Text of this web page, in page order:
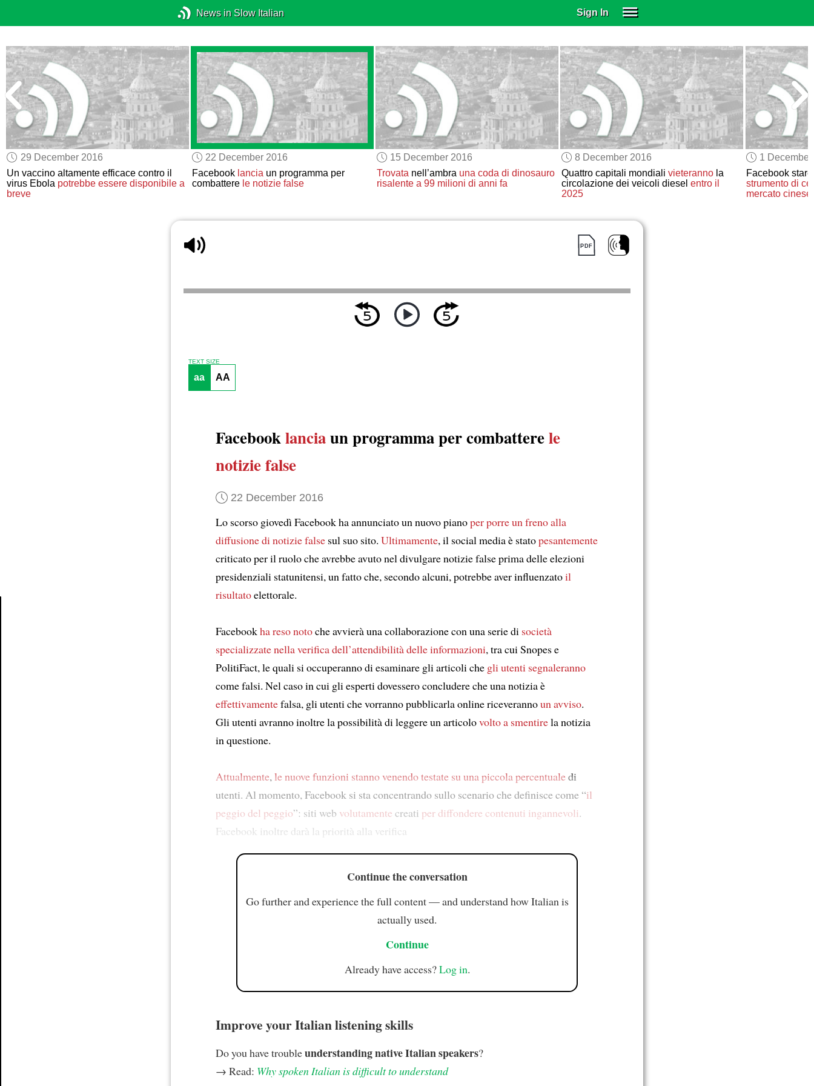
News in Slow Italian Sign In
SUBSCRIBE
EDUCATIONAL LICENSES
GIFT CARDS
OTHER LANGUAGES
ABOUT US
ALEXA
ADJUST COLORS
29 December 2016
Un vaccino altamente efficace contro il
virus Ebola potrebbe essere disponibile a
breve
22 December 2016
Facebook lanciaun programma per
combattere le notizie false
15 December 2016
Trovatanell’ambra una coda di dinosauro
risalente a 99 milioni di anni fa
8 December 2016
Quattro capitali mondiali vieterannola
circolazione dei veicoli diesel entro il
2025
1
Facebook
strumento di
mercato cinese
TEXT SIZE
aa AA
Facebooklanciaun programma per combatterele
notizie false
22 December 2016
Lo scorso giovedì Facebook ha annunciato un nuovo pianoper porre un freno alla
diffusione di notizie false sul suo sito. Ultimamente, il social media è statopesantemente
criticato per il ruolo che avrebbe avuto nel divulgare notizie false prima delle elezioni
presidenziali statunitensi, un fatto che, secondo alcuni, potrebbe aver influenzatoil
risultatoelettorale.
Facebookha reso notoche avvierà una collaborazione con una serie di società
specializzate nella verifica dell’attendibilità delle informazioni, tra cui Snopes e
PolitiFact, le quali si occuperanno di esaminare gli articoli che gli utenti segnaleranno
come falsi. Nel caso in cui gli esperti dovessero concludere che una notizia è
effettivamentefalsa, gli utenti che vorranno pubblicarla online riceverannoun avviso.
Gli utenti avranno inoltre la possibilità di leggere un articolovolto a smentirela notizia
in questione.
Attualmente,le nuove funzioni stanno venendo testate su una piccola percentualedi
utenti. Al momento, Facebook si sta concentrando sullo scenario che definisce come “il
peggio del peggio”: siti web volutamente creati per diffondere contenuti ingannevoli.
Facebook inoltre darà la priorità alla verifica
Continue the conversation
Go further and experience the full content — and understand how Italian is
actually used.
Continue
Already have access?Log in.
Improve your Italian listening skills
Do you have troubleunderstanding native Italian speakers?
→ Read: Why spoken Italian is difficult to understand